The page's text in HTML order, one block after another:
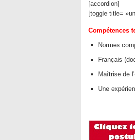
[accordion]
[toggle title=
Compétences
Normes
Français
Maîtrise de
Une